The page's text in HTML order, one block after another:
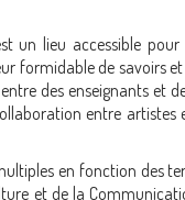
un lieu accessible
formidable de savoirs
des enseignants et
entre
en fonction des
et de la